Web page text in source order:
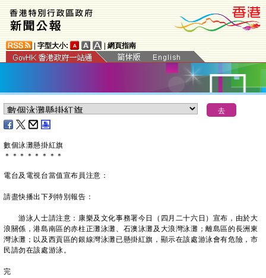
字型大小: 網頁指南
數個泳灘懸掛紅旗
＊ ＊ ＊ ＊ ＊ ＊ ＊ ＊
電台及電視台當值宣布員注意：
請盡快播出下列特別報告：
游泳人士請注意：康樂及文化事務署今日（四月二十六日）宣布，由於大
浪關係，港島南區的赤柱正灘泳灘、石澳泳灘及大浪灣泳灘；離島區的長洲東
灣泳灘；以及西貢區的銀線灣泳灘已懸掛紅旗，顯示在該處游泳會有危險，市
民請勿在該處游泳。
完